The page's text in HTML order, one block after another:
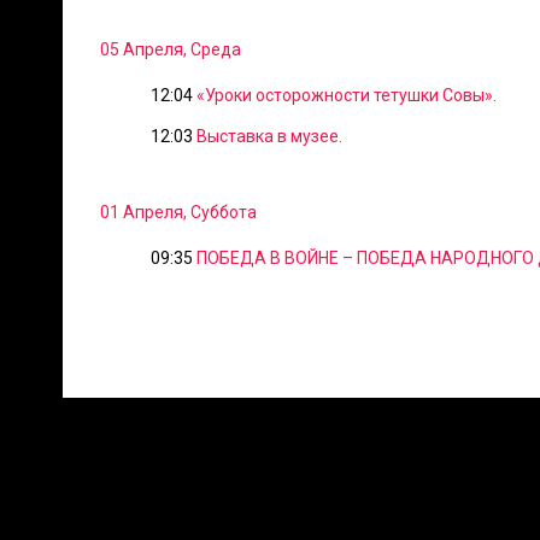
05 Апреля, Среда
12:04«Уроки осторожности тетушки Совы».
12:03 Выставка в музее.
01 Апреля, Суббота
09:35 ПОБЕДА В ВОЙНЕ – ПОБЕДА НАРОДНОГО